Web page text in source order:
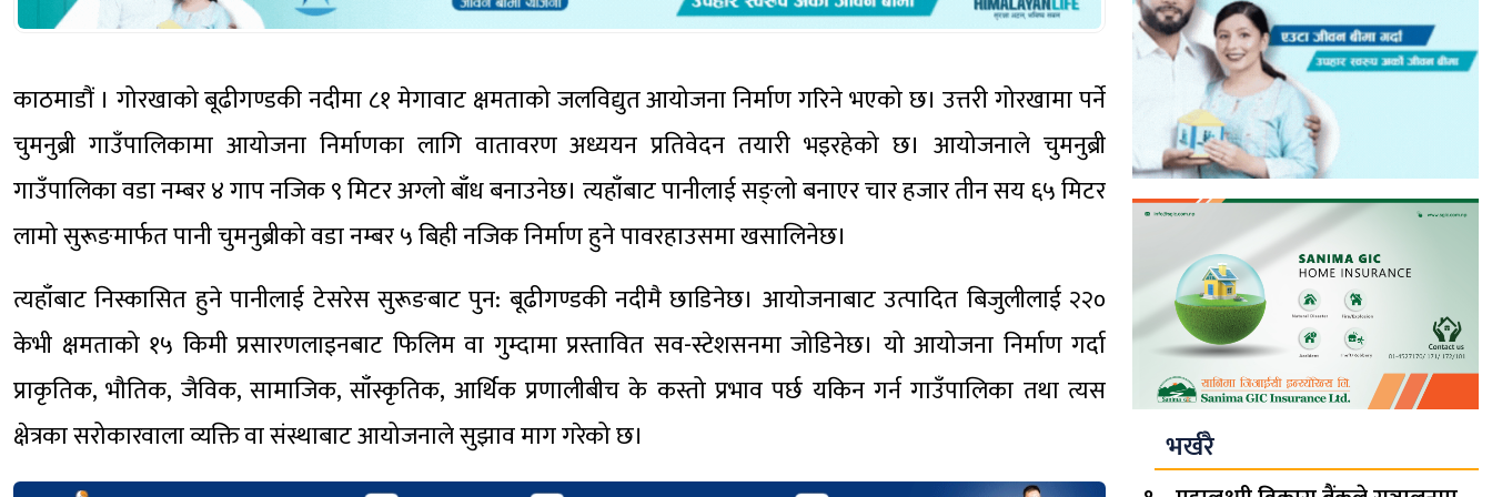
काठमाडौं । गोरखाको बूढीगण्डकी नदीमा ८१ मेगावाट क्षमताको जलविद्युत आयोजना निर्माण गरिने भएको छ। उत्तरी गोरखामा पर्ने
चुमनुब्री गाउँपालिकामा आयोजना निर्माणका लागि वातावरण अध्ययन प्रतिवेदन तयारी भइरहेको छ। आयोजनाले चुमनुब्री
गाउँपालिका वडा नम्बर ४ गाप नजिक ९ मिटर अग्लो बाँध बनाउनेछ। त्यहाँबाट पानीलाई सङ्लो बनाएर चार हजार तीन सय ६५ मिटर
लामो सुरूङमार्फत पानी चुमनुब्रीको वडा नम्बर ५ बिही नजिक निर्माण हुने पावरहाउसमा खसालिनेछ।
त्यहाँबाट निस्कासित हुने पानीलाई टेसरेस सुरूङबाट पुन: बूढीगण्डकी नदीमै छाडिनेछ। आयोजनाबाट उत्पादित बिजुलीलाई २२०
केभी क्षमताको १५ किमी प्रसारणलाइनबाट फिलिम वा गुम्दामा प्रस्तावित सव-स्टेशसनमा जोडिनेछ। यो आयोजना निर्माण गर्दा
प्राकृतिक, भौतिक, जैविक, सामाजिक, साँस्कृतिक, आर्थिक प्रणालीबीच के कस्तो प्रभाव पर्छ यकिन गर्न गाउँपालिका तथा त्यस
क्षेत्रका सरोकारवाला व्यक्ति वा संस्थाबाट आयोजनाले सुझाव माग गरेको छ।
भर्खरै